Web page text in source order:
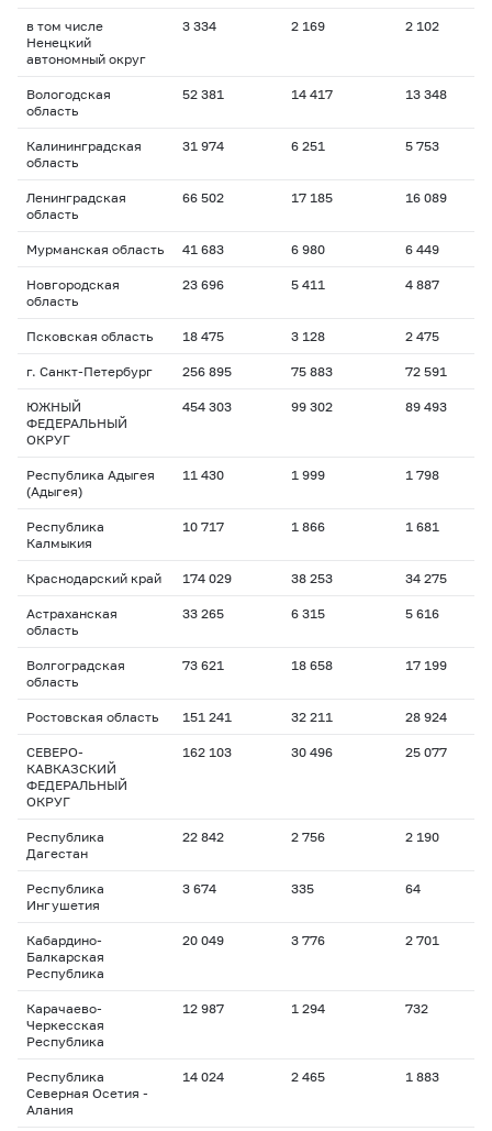
в том числе
Ненецкий
автономный округ
3 334 2 169 2 102
Вологодская
область
52 381 14 417 13 348
Калининградская
область
31 974 6 251 5 753
Ленинградская
область
66 502 17 185 16 089
Мурманская область 41 683 6 980 6 449
Новгородская
область
23 696 5 411 4 887
Псковская область 18 475 3 128 2 475
г. Санкт-Петербург 256 895 75 883 72 591
ЮЖНЫЙ
ФЕДЕРАЛЬНЫЙ
ОКРУГ
454 303 99 302 89 493
Республика Адыгея
(Адыгея)
11 430 1 999 1 798
Республика
Калмыкия
10 717 1 866 1 681
Краснодарский край 174 029 38 253 34 275
Астраханская
область
33 265 6 315 5 616
Волгоградская
область
73 621 18 658 17 199
Ростовская область 151 241 32 211 28 924
СЕВЕРО-
КАВКАЗСКИЙ
ФЕДЕРАЛЬНЫЙ
ОКРУГ
162 103 30 496 25 077
Республика
Дагестан
22 842 2 756 2 190
Республика
Ингушетия
3 674 335 64
Кабардино-
Балкарская
Республика
20 049 3 776 2 701
Карачаево-
Черкесская
Республика
12 987 1 294 732
Республика
Северная Осетия -
Алания
14 024 2 465 1 883